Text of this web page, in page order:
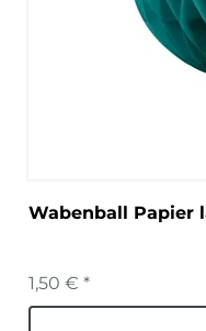
Wabenball Papier
1,50 € *